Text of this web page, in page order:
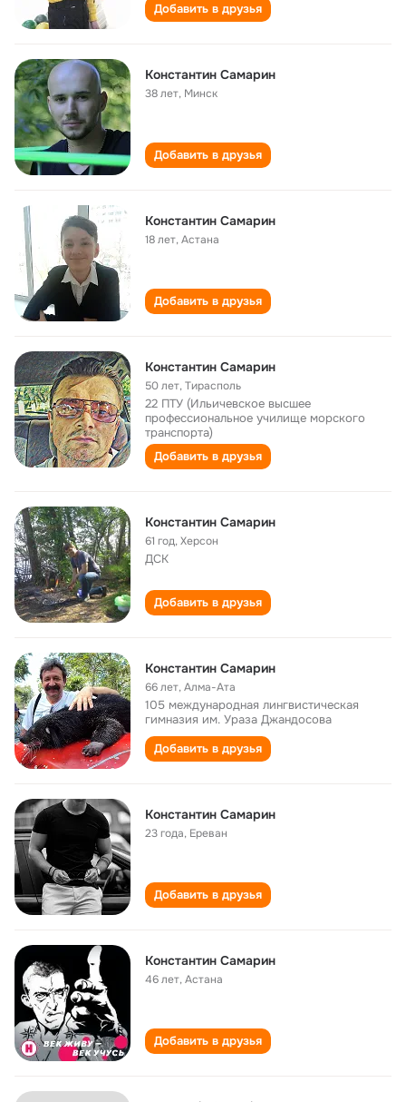
Добавить в друзья
Константин Самарин
38 лет, Минск
Добавить в друзья
Константин Самарин
18 лет,Астана
Добавить в друзья
Константин Самарин
50 лет,Тирасполь
22 ПТУ (Ильичевское высшее
профессиональное училище морского
транспорта)
Добавить в друзья
Константин Самарин
61 год,Херсон
ДСК
Добавить в друзья
Константин Самарин
66 лет,Алма-Ата
105 международная лингвистическая
гимназия им. Ураза Джандосова
Добавить в друзья
Константин Самарин
23 года, Ереван
Добавить в друзья
Константин Самарин
46 лет,Астана
Добавить в друзья